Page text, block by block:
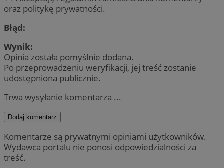
oraz politykę prywatności.
Błąd:
Wynik:
Opinia została pomyślnie dodana.
Po przeprowadzeniu weryfikacji, jej treść zostanie
udostępniona publicznie.
Trwa wysyłanie komentarza ...
Dodaj komentarz
Komentarze są prywatnymi opiniami użytkowników.
Wydawca portalu nie ponosi odpowiedzialności za
treść.